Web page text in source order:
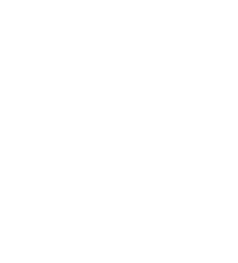
E TECNOLOGIA?
DE
EXISTENCIAL: A IA VAI
PARA A SOCIEDADE E
REÚNE